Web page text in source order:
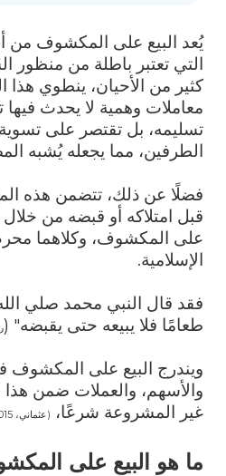
يُعد البيع على المكشوف من
التي تعتبر باطلة من منظور
كثير من الأحيان، ينطوي هذا
معاملات وهمية لا يحدث
تسليمه، بل تقتصر على
الطرفين، مما يجعله يُشبه
فضلًا عن ذلك، تتضمن هذه
قبل امتلاكه أو قبضه من خلال
على المكشوف، وكلاهما
الإسلامية.
فقد قال النبي محمد صلي
طعامًا فلا يبيعه حتى يقبضه" (
ويندرج البيع على المكشوف
والأسهم، والعملات ضمن
غير المشروعة شرعًا،
(عثماني، 2015)
ما هو البيع على